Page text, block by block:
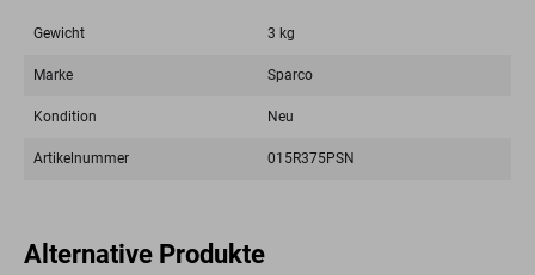
Gewicht 3 kg
Marke Sparco
Kondition Neu
Artikelnummer 015R375PSN
Alternative Produkte